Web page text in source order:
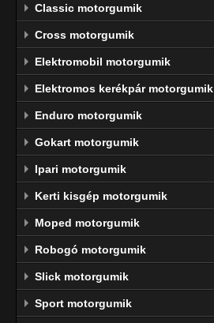
Classic motorgumik
Cross motorgumik
Elektromobil motorgumik
Elektromos kerékpár motorgumik
Enduro motorgumik
Gokart motorgumik
Ipari motorgumik
Kerti kisgép motorgumik
Moped motorgumik
Robogó motorgumik
Slick motorgumik
Sport motorgumik